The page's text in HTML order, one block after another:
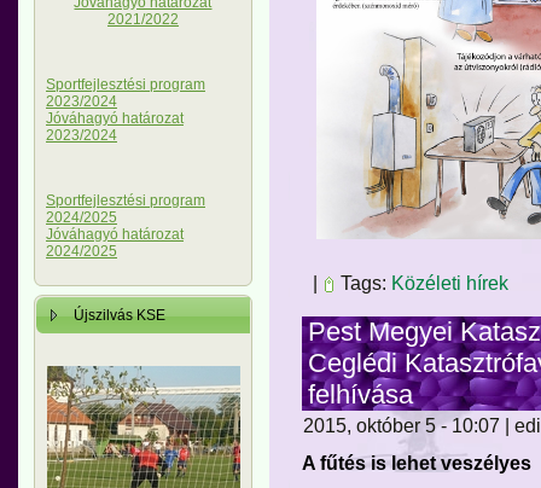
2021/2022
Sportfejlesztési program
2023/2024
Jóváhagyó határozat
2023/2024
Sportfejlesztési program
2024/2025
Jóváhagyó határozat
2024/2025
Újszilvás KSE
Tags: Közéleti hírek
Pest Megyei
Ceglédi
felhívása
2015, október 5 - 10:07 |
A fűtés is lehet veszélyes